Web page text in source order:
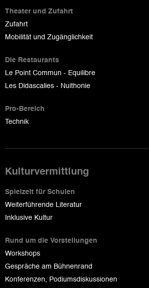
Theater und Zufahrt
Zufahrt
Mobilität und Zugänglichkeit
Die Restaurants
Le Point Commun - Equilibre
Les Didascalies - Nuithonie
Pro-Bereich
Technik
Kulturvermittlung
Spielzeit für Schulen
Weiterführende Literatur
Inklusive Kultur
Rund um die Vorstellungen
Workshops
Gespräche am Bühnenrand
Konferenzen, Podiumsdiskussionen